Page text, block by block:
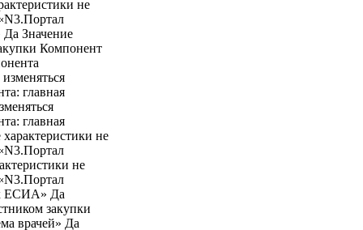
не
Да Значение
Компонент
главная
главная
не
не
ЕСИА» Да
закупки
врачей» Да